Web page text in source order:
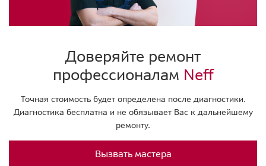
Доверяйте ремонт
профессионалам Neff
Точная стоимость будет определена после диагностики.
Диагностика бесплатна и не обязывает Вас к дальнейшему
ремонту.
Вызвать мастера